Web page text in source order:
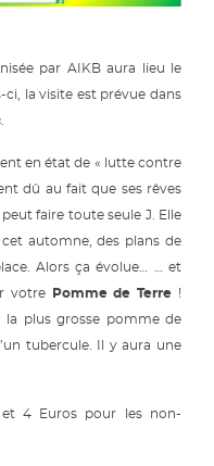
par AIKB aura lieu le
ci, la visite est prévue dans
en état de « lutte contre
dû au fait que ses rêves
faire toute seule J. Elle
automne, des plans de
Alors ça évolue… … et
votre
Pomme de Terre !
la plus grosse pomme de
tubercule. Il y aura une
4 Euros pour les non-